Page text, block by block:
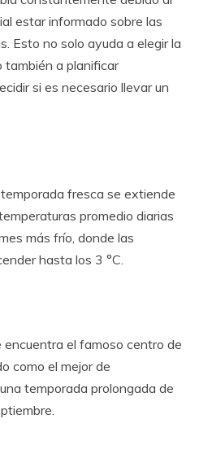
estar informado sobre las
Esto no solo ayuda a elegir la
también a planificar
si es necesario llevar un
fresca se extiende
promedio diarias
más frío, donde las
hasta los 3 °C.
el famoso centro de
como el mejor de
temporada prolongada de